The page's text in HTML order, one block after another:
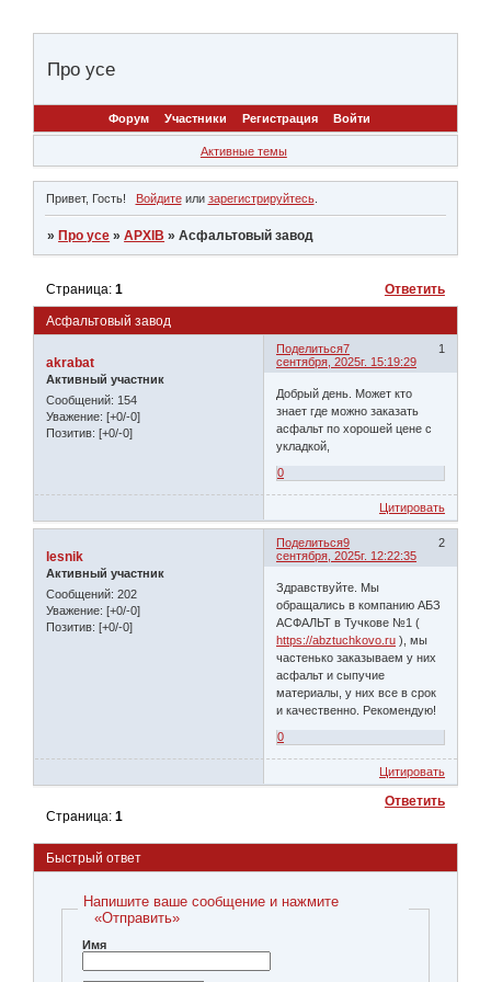
Про усе
Форум Участники Регистрация Войти
Активные темы
Привет, Гость! Войдитеили зарегистрируйтесь.
» Про усе »АРХІВ »Асфальтовый завод
Асфальтовый завод
Страница:1 Ответить
Поделиться 1
7
сентября, 2025г. 15:19:29
akrabat
Активный участник
Сообщений: 154
Уважение: [+0/-0]
Позитив: [+0/-0]
Добрый день. Может кто
знает где можно заказать
асфальт по хорошей цене с
укладкой,
0
Цитировать
Поделиться 2
9
сентября, 2025г. 12:22:35
lesnik
Активный участник
Сообщений: 202
Уважение: [+0/-0]
Позитив: [+0/-0]
Здравствуйте. Мы
обращались в компанию АБЗ
АСФАЛЬТ в Тучкове №1 (
https://abztuchkovo.ru ), мы
частенько заказываем у них
асфальт и сыпучие
материалы, у них все в срок
и качественно. Рекомендую!
0
Цитировать
Ответить
Страница:1
Быстрый ответ
Напишите ваше сообщение и нажмите
«Отправить»
Имя